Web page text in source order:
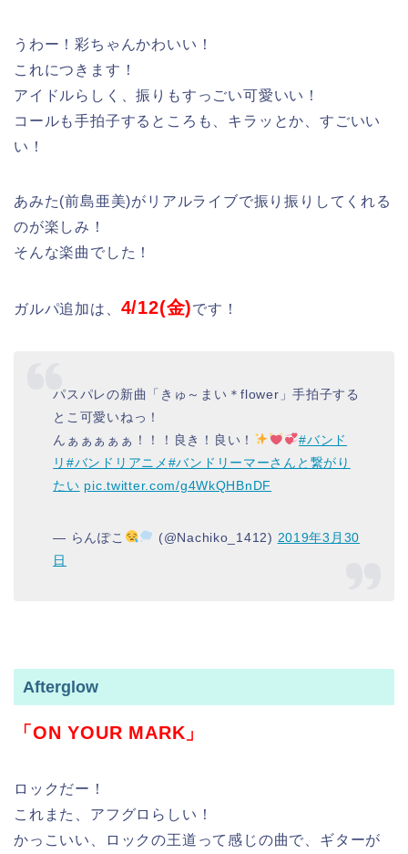
うわー！彩ちゃんかわいい！
これにつきます！
アイドルらしく、振りもすっごい可愛いい！
コールも手拍子するところも、キラッとか、すごいい
い！
あみた(前島亜美)がリアルライブで振り振りしてくれる
のが楽しみ！
そんな楽曲でした！
ガルパ追加は、 4/12(金)です！
パスパレの新曲「きゅ～まい＊flower」手拍子する
とこ可愛いねっ！
んぁぁぁぁぁ！！！良き！良い！
#バンド
リ #バンドリアニメ#バンドリーマーさんと繋がり
たい pic.twitter.com/g4WkQHBnDF
— らんぽこ (@Nachiko_1412) 2019年3月30
日
Afterglow
「ON YOUR MARK」
ロックだー！
これまた、アフグロらしい！
かっこいい、ロックの王道って感じの曲で、ギターが